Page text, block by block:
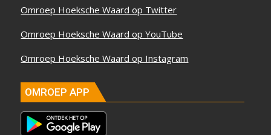
Omroep Hoeksche Waard op Twitter
Omroep Hoeksche Waard op YouTube
Omroep Hoeksche Waard op Instagram
OMROEP APP